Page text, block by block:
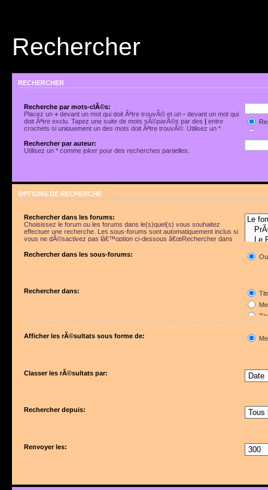
Rechercher
RECHERCHER
Recherche par mots-clÃ©s:
Placez un+ devant un mot qui doit Ãªtre trouvÃ© et un- devant un mot qui
doit Ãªtre exclu. Tapez une suite de mots sÃ©parÃ©s par des| entre
crochets si uniquement un des mots doit Ãªtre trouvÃ©. Utilisez un *
Rechercher par auteur:
Utilisez un * comme joker pour des recherches partielles.
OPTIONS DE RECHERCHE
Rechercher dans les forums:
Choisissez le forum ou les forums dans le(s)quel(s) vous souhaitez
effectuer une recherche. Les sous-forums sont automatiquement inclus si
vous ne dÃ©sactivez pas lâ€™option ci-dessous â€œRechercher dans
Rechercher dans les sous-forums:
Rechercher dans:
Afficher les rÃ©sultats sous forme de:
Classer les rÃ©sultats par:
Rechercher depuis:
Renvoyer les: